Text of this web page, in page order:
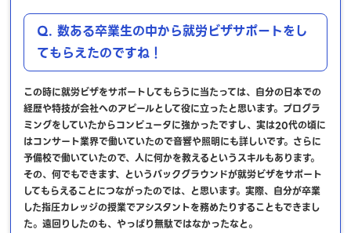
Q. 数ある卒業生の中から就労ビザサポートをし
てもらえたのですね！
この時に就労ビザをサポートしてもらうに当たっては、自分の日本での
経歴や特技が会社へのアピールとして役に立ったと思います。プログラ
ミングをしていたからコンピュータに強かったですし、実は20代の頃に
はコンサート業界で働いていたので音響や照明にも詳しいです。さらに
予備校で働いていたので、人に何かを教えるというスキルもあります。
その、何でもできます、というバックグラウンドが就労ビザをサポート
してもらえることにつながったのでは、と思います。実際、自分が卒業
した指圧カレッジの授業でアシスタントを務めたりすることもできまし
た。遠回りしたのも、やっぱり無駄ではなかったなと。